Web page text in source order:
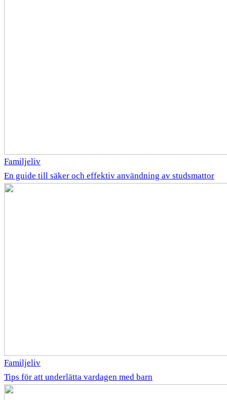
Familjeliv
En guide till säker och effektiv användning av studsmattor
Familjeliv
Tips för att underlätta vardagen med barn